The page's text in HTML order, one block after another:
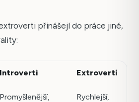
přinášejí do práce jiné,
Introverti Extroverti
Promyšlenější,
Rychlejší,